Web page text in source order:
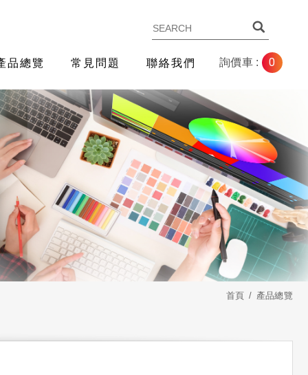
品總覽 常見問題 聯絡我們 詢價車 : 0
首頁 產品總覽